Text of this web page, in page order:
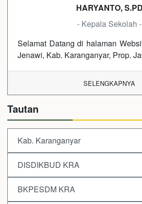
HARYANTO, S.PD
- Kepala Sekolah -
Selamat Datang di halaman
Jenawi, Kab. Karanganyar, Prop.
SELENGKAPNYA
Tautan
Kab. Karanganyar
DISDIKBUD KRA
BKPESDM KRA